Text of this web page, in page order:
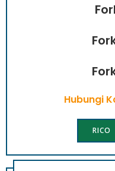
Hubungi
RICO